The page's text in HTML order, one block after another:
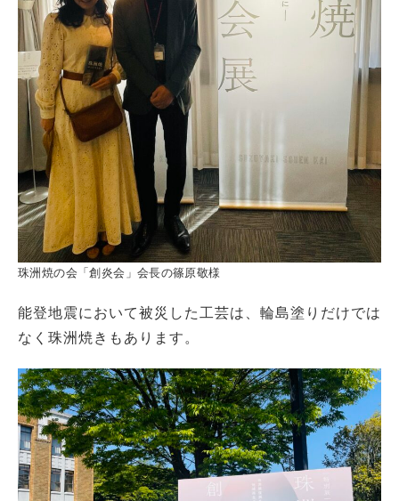
珠洲焼の会「創炎会」会長の篠原敬様
能登地震において被災した工芸は、輪島塗りだけでは
なく珠洲焼きもあります。